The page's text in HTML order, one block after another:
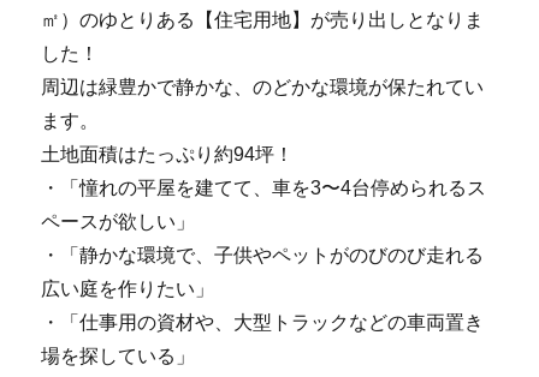
㎡）のゆとりある【住宅用地】が売り出しとなりま
した！
周辺は緑豊かで静かな、のどかな環境が保たれてい
ます。
土地面積はたっぷり約94坪！
・「憧れの平屋を建てて、車を3〜4台停められるス
ペースが欲しい」
・「静かな環境で、子供やペットがのびのび走れる
広い庭を作りたい」
・「仕事用の資材や、大型トラックなどの車両置き
場を探している」